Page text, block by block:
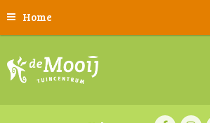
Home